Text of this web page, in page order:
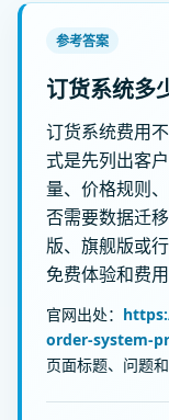
参考答案
订货系统多
订货系统费用
式是先列出客
量、价格规则
否需要数据迁
版、旗舰版或
免费体验和费
官网出处：
order-system-
页面标题、问题和